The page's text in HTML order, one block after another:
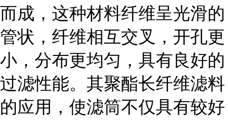
而成，这种材料纤维呈光滑的
管状，纤维相互交叉，开孔更
小，分布更均匀，具有良好的
过滤性能。其聚酯长纤维滤料
的应用，使滤筒不仅具有较好